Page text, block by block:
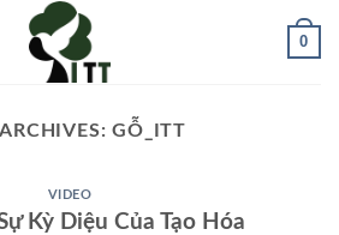
0
GỖ_ITT
VIDEO
Kỳ Diệu Của Tạo Hóa